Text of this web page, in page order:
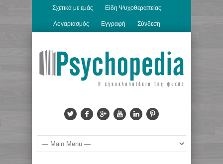
Σχετικά με εμάς Είδη Ψυχοθεραπείας
Λογαριασμός Εγγραφή Σύνδεση